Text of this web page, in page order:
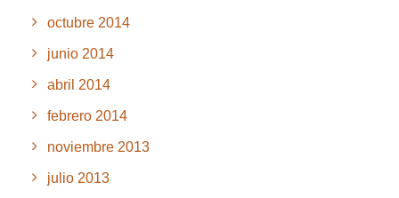
octubre 2014
junio 2014
abril 2014
febrero 2014
noviembre 2013
julio 2013